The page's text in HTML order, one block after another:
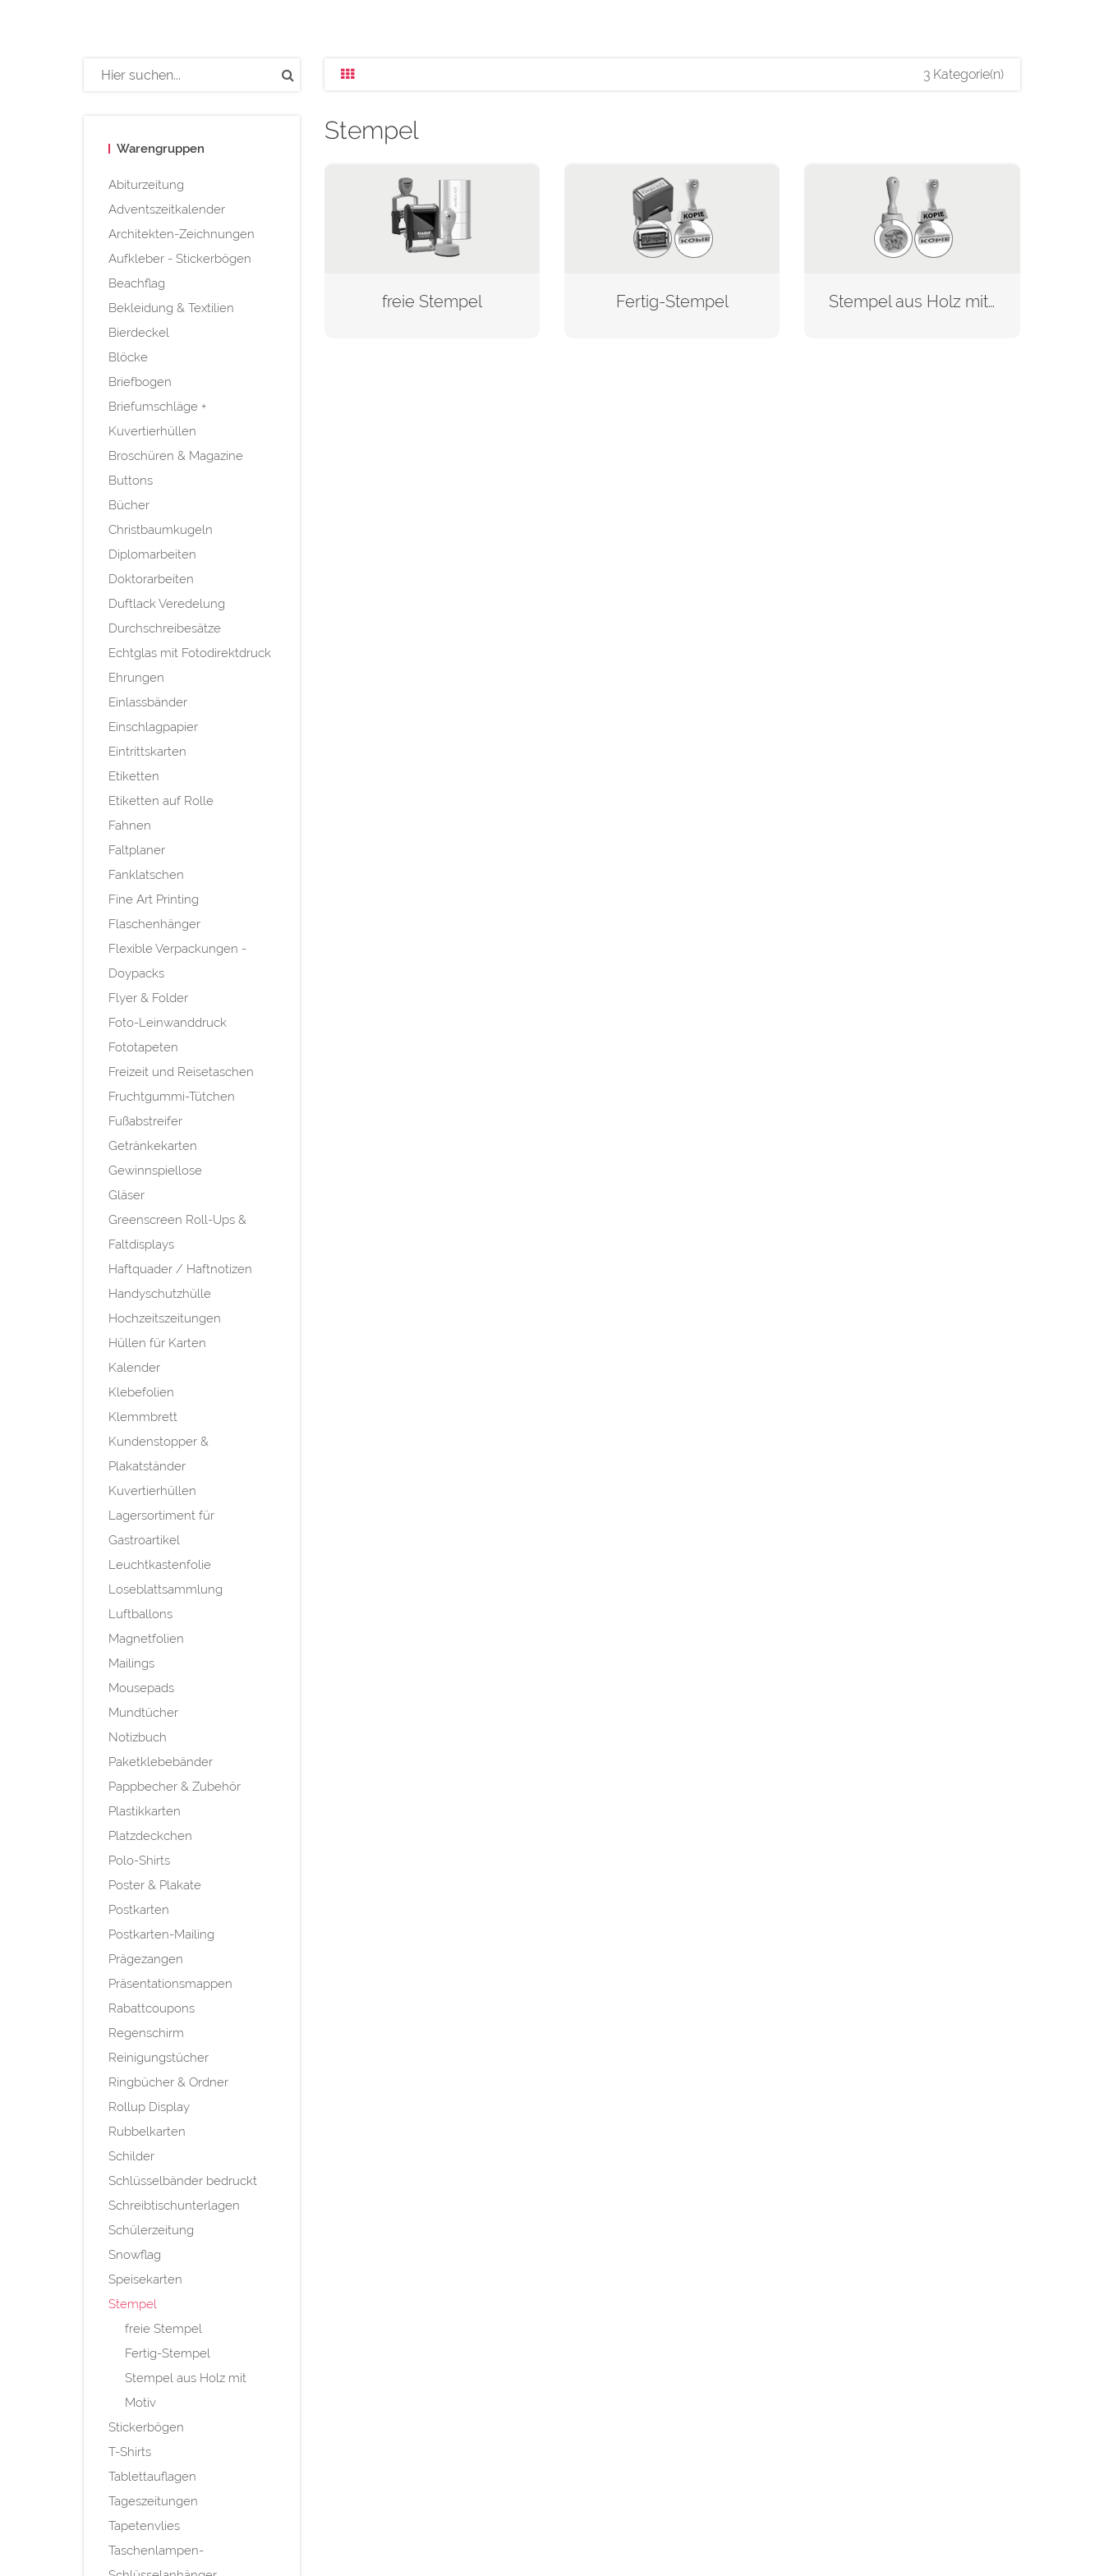
Warengruppen
Abiturzeitung
Adventszeitkalender
Architekten-Zeichnungen
Aufkleber - Stickerbögen
Beachflag
Bekleidung & Textilien
Bierdeckel
Blöcke
Briefbogen
Briefumschläge +
Kuvertierhüllen
Broschüren & Magazine
Buttons
Bücher
Christbaumkugeln
Diplomarbeiten
Doktorarbeiten
Duftlack Veredelung
Durchschreibesätze
Echtglas mit Fotodirektdruck
Ehrungen
Einlassbänder
Einschlagpapier
Eintrittskarten
Etiketten
Etiketten auf Rolle
Fahnen
Faltplaner
Fanklatschen
Fine Art Printing
Flaschenhänger
Flexible Verpackungen -
Doypacks
Flyer & Folder
Foto-Leinwanddruck
Fototapeten
Freizeit und Reisetaschen
Fruchtgummi-Tütchen
Fußabstreifer
Getränkekarten
Gewinnspiellose
Gläser
Greenscreen Roll-Ups &
Faltdisplays
Haftquader / Haftnotizen
Handyschutzhülle
Hochzeitszeitungen
Hüllen für Karten
Kalender
Klebefolien
Klemmbrett
Kundenstopper &
Plakatständer
Kuvertierhüllen
Lagersortiment für
Gastroartikel
Leuchtkastenfolie
Loseblattsammlung
Luftballons
Magnetfolien
Mailings
Mousepads
Mundtücher
Notizbuch
Paketklebebänder
Pappbecher & Zubehör
Plastikkarten
Platzdeckchen
Polo-Shirts
Poster & Plakate
Postkarten
Postkarten-Mailing
Prägezangen
Präsentationsmappen
Rabattcoupons
Regenschirm
Reinigungstücher
Ringbücher & Ordner
Rollup Display
Rubbelkarten
Schilder
Schlüsselbänder bedruckt
Schreibtischunterlagen
Schülerzeitung
Snowflag
Speisekarten
Stempel
freie Stempel
Fertig-Stempel
Stempel aus Holz mit
Motiv
Stickerbögen
T-Shirts
Tablettauflagen
Tageszeitungen
Tapetenvlies
Taschenlampen-
3 Kategorie(n)
Stempel
freie Stempel Fertig-Stempel Stempel aus Holz mit Motiv